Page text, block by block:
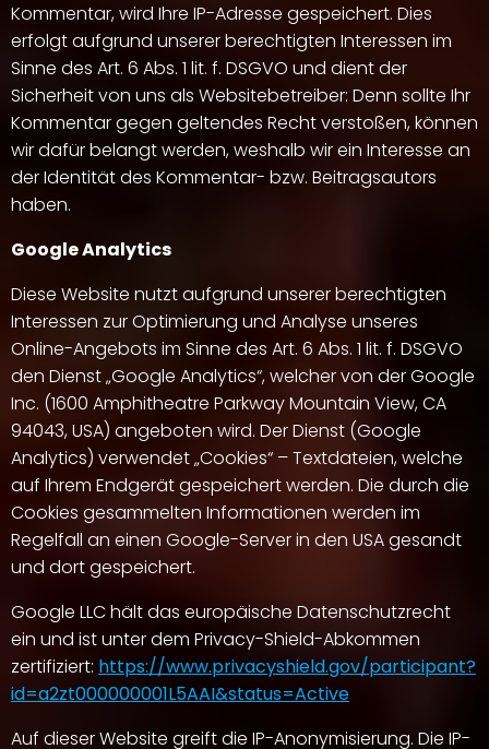
Kommentar, wird Ihre IP-Adresse gespeichert. Dies
erfolgt aufgrund unserer berechtigten Interessen im
Sinne des Art. 6 Abs. 1 lit. f. DSGVO und dient der
Sicherheit von uns als Websitebetreiber: Denn sollte Ihr
Kommentar gegen geltendes Recht verstoßen, können
wir dafür belangt werden, weshalb wir ein Interesse an
der Identität des Kommentar- bzw. Beitragsautors
haben.
Google Analytics
Diese Website nutzt aufgrund unserer berechtigten
Interessen zur Optimierung und Analyse unseres
Online-Angebots im Sinne des Art. 6 Abs. 1 lit. f. DSGVO
den Dienst „Google Analytics“, welcher von der Google
Inc. (1600 Amphitheatre Parkway Mountain View, CA
94043, USA) angeboten wird. Der Dienst (Google
Analytics) verwendet „Cookies“ – Textdateien, welche
auf Ihrem Endgerät gespeichert werden. Die durch die
Cookies gesammelten Informationen werden im
Regelfall an einen Google-Server in den USA gesandt
und dort gespeichert.
Google LLC hält das europäische Datenschutzrecht
ein und ist unter dem Privacy-Shield-Abkommen
zertifiziert: https://www.privacyshield.gov/participant?
id=a2zt000000001L5AAI&status=Active
Auf dieser Website greift die IP-Anonymisierung. Die IP-